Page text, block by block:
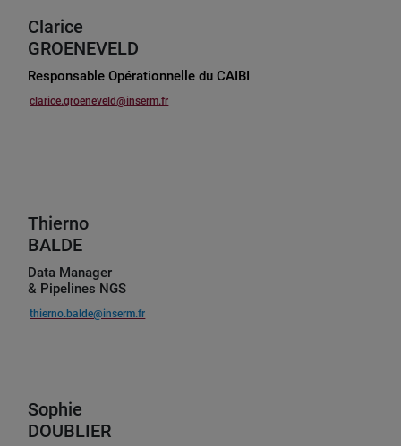
Clarice
GROENEVELD
Responsable Opérationnelle du CAIBI
clarice.groeneveld@inserm.fr
Thierno
BALDE
Data Manager
& Pipelines NGS
thierno.balde@inserm.fr
Sophie
DOUBLIER